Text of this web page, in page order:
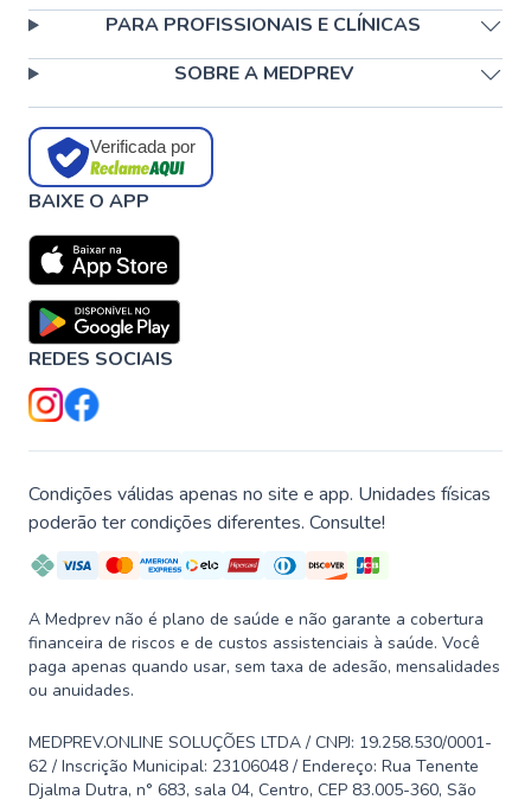
PARA PROFISSIONAIS E CLÍNICAS
SOBRE A MEDPREV
Verificada por
BAIXE O APP
REDES SOCIAIS
Condições válidas apenas no site e app. Unidades físicas
poderão ter condições diferentes. Consulte!
A Medprev não é plano de saúde e não garante a cobertura
financeira de riscos e de custos assistenciais à saúde. Você
paga apenas quando usar, sem taxa de adesão, mensalidades
ou anuidades.
MEDPREV.ONLINE SOLUÇÕES LTDA / CNPJ: 19.258.530/0001-
62 / Inscrição Municipal: 23106048 / Endereço: Rua Tenente
Djalma Dutra, n° 683, sala 04, Centro, CEP 83.005-360, São